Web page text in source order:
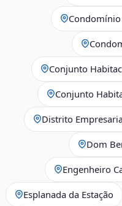
Condomínio
Conjunto
Conjunto
Distrito
Dom
Engenheiro
Esplanada da Estação